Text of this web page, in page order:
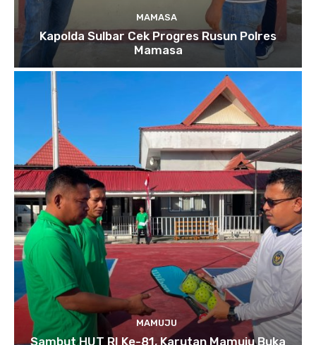
MAMASA
Kapolda Sulbar Cek Progres Rusun Polres
Mamasa
MAMUJU
Sambut HUT RI Ke-81, Karutan Mamuju Buka